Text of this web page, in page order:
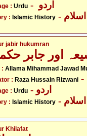
: Urdu
: Islamic History اسلام
jabir hukumran
اور جابر
: Allama Mihammad Jawad
: Raza Hussain Rizwani
: Urdu - اردو
: Islamic History اسلام
Khilafat